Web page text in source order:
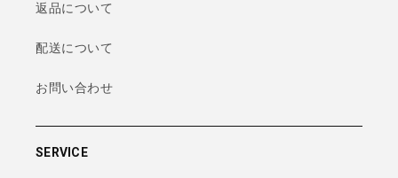
返品について
配送について
お問い合わせ
SERVICE